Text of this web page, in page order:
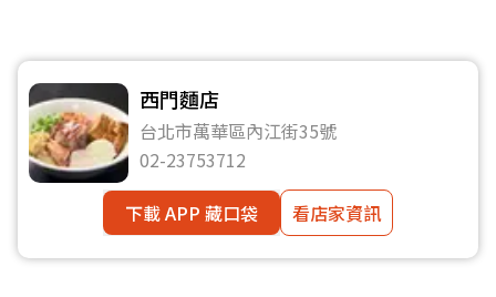
西門麵店
台北市萬華區內江街35號
02-23753712
下載 APP 藏口袋
看店家資訊